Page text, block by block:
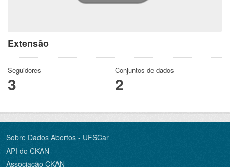
Extensão
Seguidores
3
Conjuntos de dados
2
Sobre Dados Abertos - UFSCar
API do CKAN
Associação CKAN